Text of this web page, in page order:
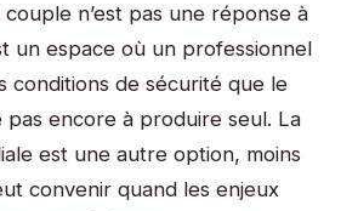
n’est pas une réponse à
un espace où un professionnel
conditions de sécurité que le
pas encore à produire seul. La
est une autre option, moins
convenir quand les enjeux